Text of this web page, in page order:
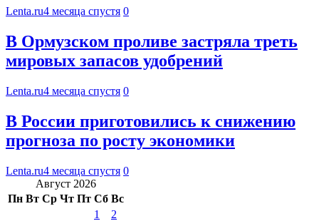
Lenta.ru4 месяца спустя 0
В Ормузском проливе застряла треть
мировых запасов удобрений
Lenta.ru4 месяца спустя 0
В России приготовились к снижению
прогноза по росту экономики
Lenta.ru4 месяца спустя 0
Август 2026
Пн Вт Ср Чт Пт Сб Вс
1
2